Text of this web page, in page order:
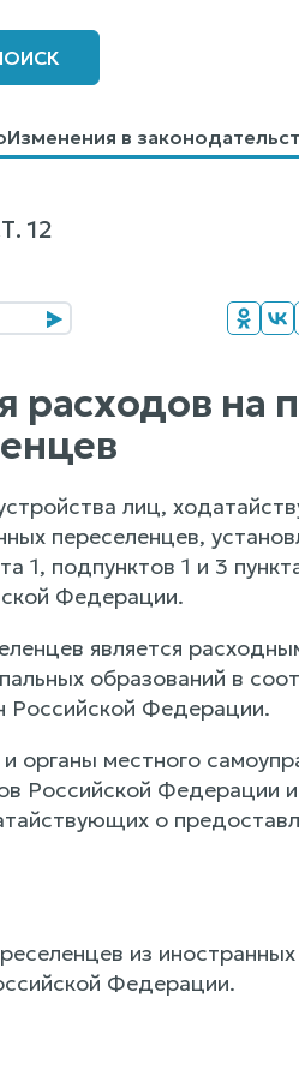
Изменения в
12
расходов на
лиц,
переселенцев,
1, подпунктов 1 и 3
Федерации.
является
образований в
Российской Федерации.
органы местного
Российской Федерации
о
из иностранных
Федерации.